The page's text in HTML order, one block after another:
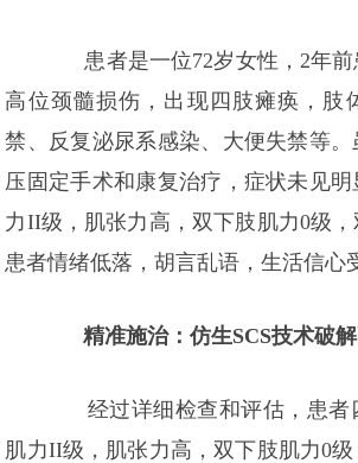
患者是一位72岁女性，2年
高位颈髓损伤，出现四肢瘫痪，肢
禁、反复泌尿系感染、大便失禁等
压固定手术和康复治疗，症状未见
力II级，肌张力高，双下肢肌力0级，
患者情绪低落，胡言乱语，生活信心
精准施治：仿生SCS技术破
经过详细检查和评估，患
肌力II级，肌张力高，双下肢肌力0